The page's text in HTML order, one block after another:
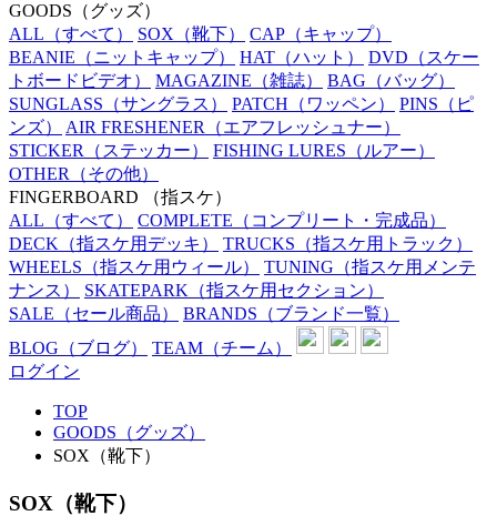
GOODS （グッズ）
ALL （すべて） SOX （靴下） CAP （キャップ）
BEANIE （ニットキャップ） HAT （ハット） DVD （スケー
トボードビデオ）
MAGAZINE （雑誌） BAG （バッグ）
SUNGLASS （サングラス） PATCH （ワッペン） PINS （ピ
ンズ）
AIR FRESHENER （エアフレッシュナー）
STICKER （ステッカー） FISHING LURES （ルアー）
OTHER （その他）
FINGERBOARD
（指スケ）
ALL （すべて） COMPLETE （コンプリート・完成品）
DECK （指スケ用デッキ） TRUCKS （指スケ用トラック）
WHEELS （指スケ用ウィール） TUNING （指スケ用メンテ
ナンス）
SKATEPARK （指スケ用セクション）
SALE （セール商品） BRANDS （ブランド一覧）
BLOG （ブログ） TEAM （チーム）
ログイン
TOP
GOODS（グッズ）
SOX（靴下）
SOX（靴下）